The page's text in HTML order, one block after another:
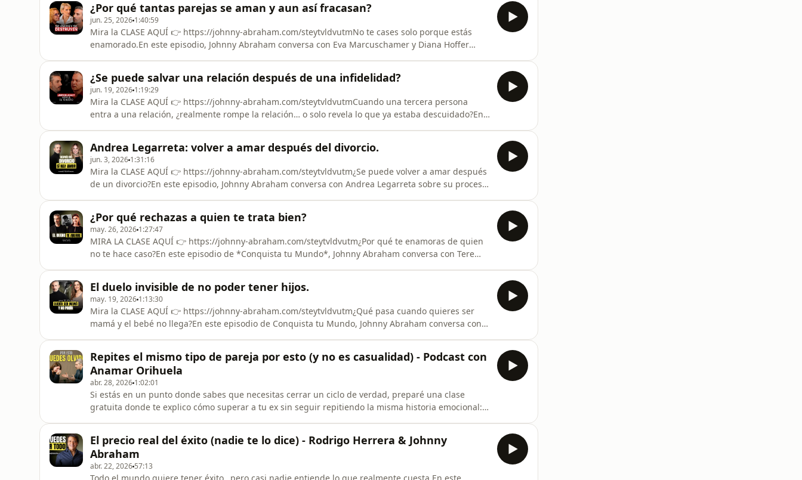
puede ser hermoso
¿Por qué tantas parejas se aman y aun así fracasan?
jun. 25, 2026 1:40:59
Mira la CLASE AQUÍ 👉 https://johnny-abraham.com/steytvldvutmNo te cases solo porque estás
enamorado.En este episodio, Johnny Abraham conversa con Eva Marcuschamer y Diana Hoffer
enamoramiento, divorcio, apego, comunicación, ide
¿Se puede salvar una relación después de una infidelidad?
jun. 19, 2026 1:19:29
Mira la CLASE AQUÍ 👉 https://johnny-abraham.com/steytvldvutmCuando una tercera persona
entra a una relación, ¿realmente rompe la relación… o solo revela lo que ya estaba descuidado?En
una verdad incómoda: a veces
Andrea Legarreta: volver a amar después del divorcio.
jun. 3, 2026 1:31:16
Mira la CLASE AQUÍ 👉 https://johnny-abraham.com/steytvldvutm¿Se puede volver a amar después
de un divorcio?En este episodio, Johnny Abraham conversa con Andrea Legarreta sobre su proceso
una separaciónAma
¿Por qué rechazas a quien te trata bien?
may. 26, 2026 1:27:47
MIRA LA CLASE AQUÍ 👉 https://johnny-abraham.com/steytvldvutm¿Por qué te enamoras de quien
no te hace caso?En este episodio de *Conquista tu Mundo*, Johnny Abraham conversa con Tere
el miedo al amor tranquilo
El duelo invisible de no poder tener hijos.
may. 19, 2026 1:13:30
Mira la CLASE AQUÍ 👉 https://johnny-abraham.com/steytvldvutm¿Qué pasa cuando quieres ser
mamá y el bebé no llega?En este episodio de Conquista tu Mundo, Johnny Abraham conversa con
esperabas.Guadalupe comparte
Repites el mismo tipo de pareja por esto (y no es casualidad) - Podcast con
Anamar Orihuela
abr. 28, 2026 1:02:01
Si estás en un punto donde sabes que necesitas cerrar un ciclo de verdad, preparé una clase
gratuita donde te explico cómo superar a tu ex sin seguir repitiendo la misma historia emocional:
hablamos sobre los juegos psicol
El precio real del éxito (nadie te lo dice) - Rodrigo Herrera & Johnny
Abraham
abr. 22, 2026 57:13